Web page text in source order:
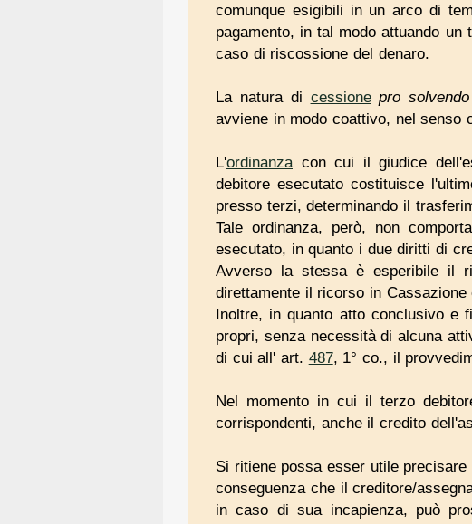
comunque esigibili in un arco di
pagamento, in tal modo attuando un
caso di riscossione del denaro.
La natura di cessione pro
avviene in modo coattivo, nel senso
L'ordinanzacon cui il giudice
debitore esecutato costituisce
presso terzi, determinando il
Tale ordinanza, però, non
esecutato, in quanto i due diritti di
Avverso la stessa è esperibile il
direttamente il ricorso in Cassazione
Inoltre, in quanto atto conclusivo e
propri, senza necessità di alcuna
di cui all' art. 487, 1° co., il
Nel momento in cui il terzo
corrispondenti, anche il credito
Si ritiene possa esser utile
conseguenza che il creditore/
in caso di sua incapienza, può